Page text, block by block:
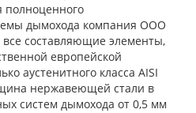
полноценного
дымохода компания ООО
составляющие элементы,
европейской
аустенитного класса AISI
нержавеющей стали в
систем дымохода от 0,5 мм